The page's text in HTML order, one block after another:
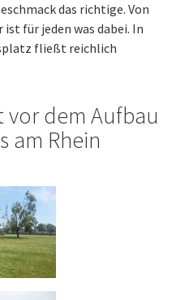
das richtige. Von
für jeden was dabei. In
fließt reichlich
dem Aufbau
am Rhein